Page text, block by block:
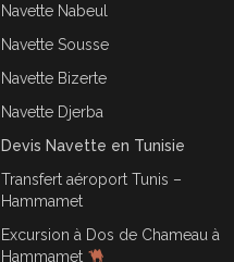
Navette Nabeul
Navette Sousse
Navette Bizerte
Navette Djerba
Devis Navette en Tunisie
Transfert aéroport Tunis –
Hammamet
Excursion à Dos de Chameau à
Hammamet